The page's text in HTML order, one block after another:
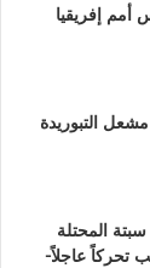
أمم إفريقيا
التبوريدة
المحتلة
تحركاً عاجلاً-